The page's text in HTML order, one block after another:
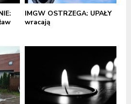
IMGW OSTRZEGA: UPAŁY
wracają